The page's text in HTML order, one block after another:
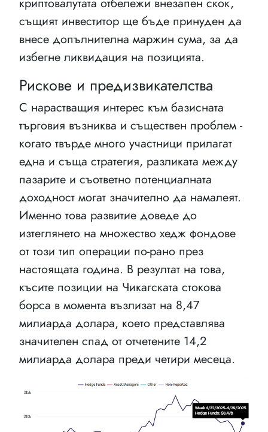
същият инвеститор ще бъде принуден да
внесе допълнителна маржин сума, за да
избегне ликвидация на позицията.
Рискове и предизвикателства
С нарастващия интерес към базисната
търговия възниква и съществен проблем -
когато твърде много участници прилагат
една и съща стратегия, разликата между
пазарите и съответно потенциалната
доходност могат значително да намалеят.
Именно това развитие доведе до
изтеглянето на множество хедж фондове
от този тип операции по-рано през
настоящата година. В резултат на това,
къcите позиции на Чикагската стокова
борса в момента възлизат на 8,47
милиарда долара, което представлява
значителен спад от отчетените 14,2
милиарда долара преди четири месеца.